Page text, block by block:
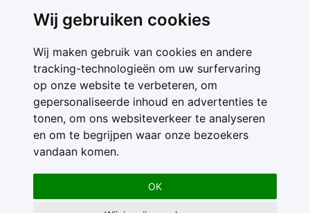
Wij gebruiken cookies
Wij maken gebruik van cookies en andere
tracking-technologieën om uw surfervaring
op onze website te verbeteren, om
gepersonaliseerde inhoud en advertenties te
tonen, om ons websiteverkeer te analyseren
en om te begrijpen waar onze bezoekers
vandaan komen.
OK
Contact
Feedback
Nieuwsbrief
Adverteren
Gebruikersvoorwaarden
Privacy Statement